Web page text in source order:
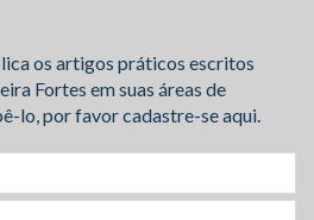
os artigos práticos escritos
Fortes em suas áreas de
lo, por favor cadastre-se aqui.